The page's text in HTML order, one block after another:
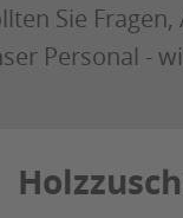
Sie
Personal -